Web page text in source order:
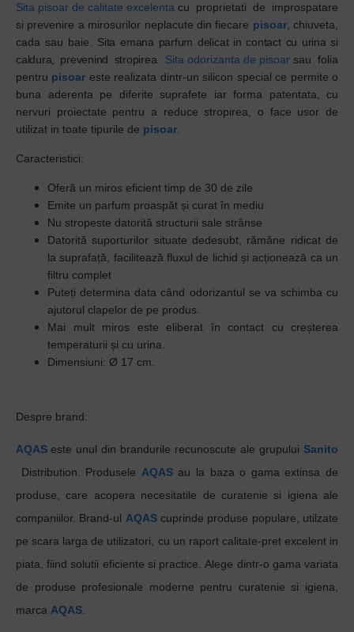
Sita pisoar de calitate excelenta cu proprietati de improspatare
si prevenire a mirosurilor neplacute din fiecare pisoar, chiuveta,
cada sau baie.
Sita emana parfum delicat in contact cu urina si
caldura, prevenind stropirea. Sita odorizanta de pisoarsau folia
pentru pisoar este realizata dintr-un silicon special ce permite o
buna aderenta pe diferite suprafete iar forma patentata, cu
nervuri proiectate pentru a reduce stropirea, o face usor de
utilizat in toate tipurile de pisoar
Caracteristici:
Oferă un miros eficient timp de 30 de zile
Emite un parfum proaspăt și curat în mediu
Nu stropeste datorită structurii sale strânse
Datorită suporturilor situate dedesubt, rămâne ridicat de
la suprafață, facilitează fluxul de lichid și acționează ca un
filtru complet
Puteți determina data când odorizantul se va schimba cu
ajutorul clapelor de pe produs.
Mai mult miros este eliberat în contact cu creșterea
temperaturii și cu urina.
Dimensiuni: Ø 17 cm.
Despre brand:
AQAS este unul din brandurile recunoscute ale grupului Sanito
Distribution. Produsele AQASau la baza o gama extinsa de
produse, care acopera necesitatile de curatenie si igiena ale
companiilor. Brand-ul AQAScuprinde produse populare, utilzate
pe scara larga de utilizatori, cu un raport calitate-pret excelent in
piata, fiind solutii eficiente si practice. Alege dintr-o gama variata
de produse profesionale moderne pentru curatenie si igiena,
marca AQAS